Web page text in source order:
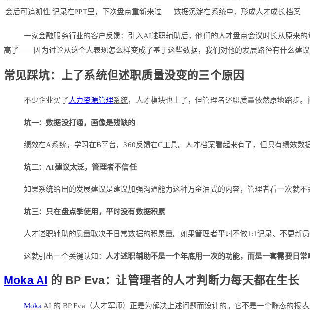
会后可追溯性 记录在PPT里，下次盘点重新来过 数据沉淀在系统中，形成人才成长档案
一家金融服务行业的客户反馈：引入AI述职辅助后，他们的人才盘点会议时长从原来的
高了——因为讨论从这个人表现怎么样变成了基于这些数据，我们对他的发展路径有什么建议
常见踩坑：上了系统但述职质量没变的三个原因
不少企业买了 人力资源管理系统，人才模块也上了，但管理者述职质量依然原地踏步。
坑一：数据没打通，画像是残缺的
绩效在A系统，学习在B平台，360反馈在C工具。人才档案看起来有了，但只有绩效数
坑二：AI建议太泛，管理者不信任
如果系统给出的发展建议是建议加强沟通能力这种万金油式的内容，管理者看一次就
坑三：只在盘点季使用，平时没有数据积累
人才述职辅助的质量取决于日常数据的积累量。如果管理者平时不做1:1记录、不更新
这就引出一个关键认知： 人才述职辅助不是一个年底用一次的功能，而是一套需要日常
Moka AI 的 BP Eva：让管理者的人才判断力每天都在生长
Moka AI的 BP Eva（人才军师）正是为解决上述问题而设计的。它不是一个静态的报